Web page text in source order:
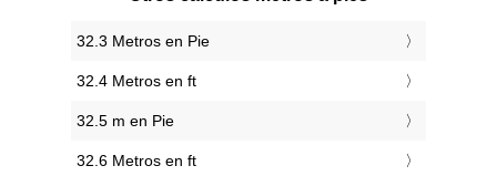
32.3 Metros en Pie
32.4 Metros en ft
32.5 m en Pie
32.6 Metros en ft